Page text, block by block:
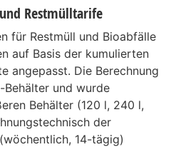
Restmülltarife
für Restmüll und Bioabfälle
auf Basis der kumulierten
angepasst. Die Berechnung
und wurde
Behälter (120 l, 240 l,
der
14-tägig)